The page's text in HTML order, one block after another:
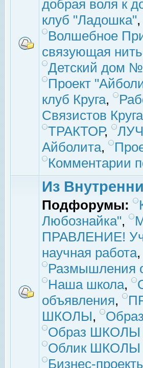
добрая воля к
клуб "Ладошка",
Волшебное
связующая нить
Детский дом
Проект
клуб Круга,
Связистов Круга
ТРАКТОР,
Айболита,
Комментарии
Из
Подфорумы:
Любознайка",
ПРАВЛЕНИЕ!
научная работа,
Размышления
Наша школа,
объявления,
ШКОЛЫ,
Образ ШКОЛЫ -
Облик ШКОЛЫ -
Бизнес-